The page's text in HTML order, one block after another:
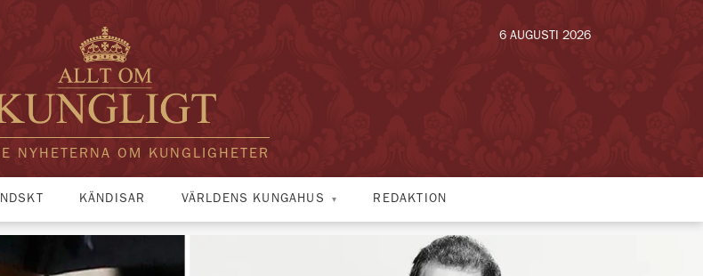
NYHETERNA OM KUNGLIGHETER
6 AUGUSTI 2026
KÄNDISAR VÄRLDENS KUNGAHUS REDAKTION